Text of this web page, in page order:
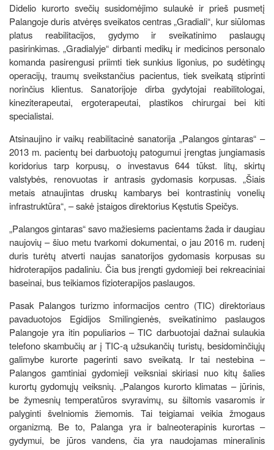
Didelio kurorto svečių susidomėjimo sulaukė ir prieš pusmetį
Palangoje duris atvėręs sveikatos centras „Gradiali“, kur siūlomas
platus reabilitacijos, gydymo ir sveikatinimo paslaugų
pasirinkimas. „Gradialyje“ dirbanti medikų ir medicinos personalo
komanda pasirengusi priimti tiek sunkius ligonius, po sudėtingų
operacijų, traumų sveikstančius pacientus, tiek sveikatą stiprinti
norinčius klientus. Sanatorijoje dirba gydytojai reabilitologai,
kineziterapeutai, ergoterapeutai, plastikos chirurgai bei kiti
specialistai.
Atsinaujino ir vaikų reabilitacinė sanatorija „Palangos gintaras“ –
2013 m. pacientų bei darbuotojų patogumui įrengtas jungiamasis
koridorius tarp korpusų, o investavus 644 tūkst. litų, skirtų
valstybės, renovuotas ir antrasis gydomasis korpusas. „Šiais
metais atnaujintas druskų kambarys bei kontrastinių vonelių
infrastruktūra“, – sakė įstaigos direktorius Kęstutis Speičys.
„Palangos gintaras“ savo mažiesiems pacientams žada ir daugiau
naujovių – šiuo metu tvarkomi dokumentai, o jau 2016 m. rudenį
duris turėtų atverti naujas sanatorijos gydomasis korpusas su
hidroterapijos padaliniu. Čia bus įrengti gydomieji bei rekreaciniai
baseinai, bus teikiamos fizioterapijos paslaugos.
Pasak Palangos turizmo informacijos centro (TIC) direktoriaus
pavaduotojos Egidijos Smilingienės, sveikatinimo paslaugos
Palangoje yra itin populiarios – TIC darbuotojai dažnai sulaukia
telefono skambučių ar į TIC-ą užsukančių turistų, besidominčiųjų
galimybe kurorte pagerinti savo sveikatą. Ir tai nestebina –
Palangos gamtiniai gydomieji veiksniai skiriasi nuo kitų šalies
kurortų gydomųjų veiksnių. „Palangos kurorto klimatas – jūrinis,
be žymesnių temperatūros svyravimų, su šiltomis vasaromis ir
palyginti švelniomis žiemomis. Tai teigiamai veikia žmogaus
organizmą. Be to, Palanga yra ir balneoterapinis kurortas –
gydymui, be jūros vandens, čia yra naudojamas mineralinis